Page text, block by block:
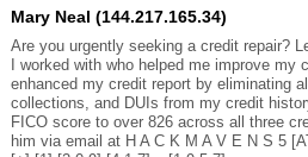
Mary Neal (144.217.165.34)
Are you urgently seeking a credit repair?
I worked with who helped me improve
enhanced my credit report by eliminating
collections, and DUIs from my credit
FICO score to over 826 across all three
him via email at H A C K M A V E N S 5